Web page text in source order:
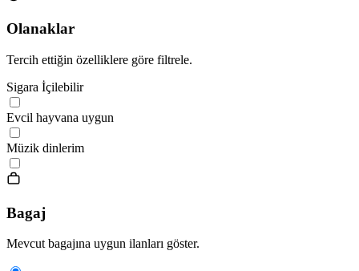
Olanaklar
Tercih ettiğin özelliklere göre filtrele.
Sigara İçilebilir
Evcil hayvana uygun
Müzik dinlerim
Bagaj
Mevcut bagajına uygun ilanları göster.